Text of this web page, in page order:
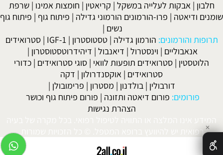
חלבון | אבקות לעלייה במשקל | קריאטין | חומצות אמינו |שרפת
שומנים ודיאטה | פרו-הורמונים הורמוני גדילה | פיתוח גוף | פיתוח גוף
נשים |
תרופות והורמונים: הורמון גדילה |טסטוסטרון |
IGF-1
|סטרואידים
אנאבוליים | וינסטרול | דיאנבול | דיהידרוטסטוסטרון |
הלוטסטין | סטרואידים תופעות לוואי | סוגי סטרואידים | כדורי
סטרואידים | אוקסנדרולון | דקה
דורבולין | בולדנון | מסטרון | פרימובולן |
פורומים: פורום דיאטה ותזונה | פורום פיתוח גוף וכושר
הצהרת נגישות
המידע אינו המלצה או התוויה לטיפול רפואי. בכל מקרה של בעיה
רפואית יש להיוועץ ברופא המטפל. © כל הזכויות שמורות. ✕